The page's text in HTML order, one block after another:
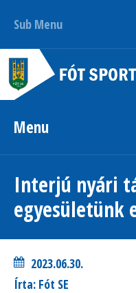
Sub Menu
Menu
Interjú nyári
egyesületünk
2023.06.30.
Írta: Fót SE